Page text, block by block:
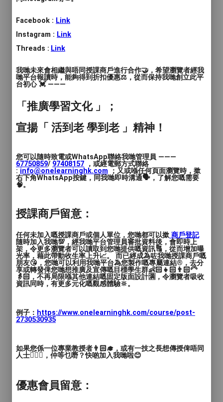
嗎？
或者，你覺得自己親和力很夠高？
你有一種抱負要服務人群，把傾聽的力量發
揮到淋漓盡致，打造一個能夠提升自己及其
傾聽員的超能力就是“積極聆聽”，聽起來非
常簡單但是其實後面有很大的學問。
爲什麽有些人比較容易讓人敞開心扉？
有什麽特質令一個人跟你説話很舒服？
助對方，甚至感覺不給任何答案就是沒有效
要嗎？
在一個非常注重結果的社會裏面，我們失去
了表達的勇氣，也因爲久久不用這時，我們
或許已經忘記了如何表達自己的感受。
在這個課程裏面，你會訓練如何用你的特
質，一些技巧與語句去幫助對方順利表達出
Facebook : Link
Instagram : Link
Threads : Link
我哋未來會相繼與唔同授課商戶進行合作🤝，希望瀏覽者經我
哋平台報讀時，能夠得到折扣優惠⚖️，從而保持我哋創立此平
台初心 💓 ———
「推廣學習文化 」；
宣揚「 活到老 學到老 」精神！
您可以隨時致電或WhatsApp聯絡我哋管理員 ———
67750859/ 97408157 ，或經電郵方式聯絡
: info@onelearninghk.com ；又或喺任何頁面瀏覽時，撳
右下角WhatsApp按鍵，同我哋即時溝通🗣️，了解您嘅需要
🧠。
授課商戶留意：
任何未加入嘅授課商戶或個人單位，您哋都可以撳 商戶登記
隨時加入我哋💯，經我哋平台管理員審批資料後，會即時上
架，令更多瀏覽者可以讀取到您哋提供嘅資訊🔠，從而增加曝
光率，藉此帶動收生率上升📈。 而已經成為咗我哋授課商戶嘅
朋友😘，您哋可以利用我哋平台為您製作嘅專屬連結®️，去分
享或轉發俾您哋想推廣及宣傳嘅目標學生群👶🏻👧🏻👨🏻‍🦳
👵🏻，不再局限喺其他連結嘅固定版面設計🈵，令瀏覽者吸收
資訊同時，有更多元化嘅觀感體驗🔆。
例子： https://www.onelearninghk.com/course/post-
2730530935
如果您係一位專業教授者👨🏻‍🎓，或有一技之長想傳授俾唔同
人士🙋🏻‍♂️，仲等乜嘢？快啲加入我哋啦😊
優惠會員留意：